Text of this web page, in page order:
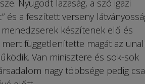
Nyugodt lazaság, a szó igazi
és a feszített verseny
készítenek elő és
függetlenítette magát az
Van minisztere és sok-sok
nagy többsége pedig